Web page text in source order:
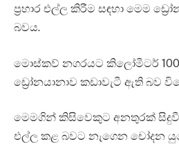
ප්‍රහාර එල්ල කිරීම සඳහා මෙම
බවය.
මොස්කව් නගරයට කිලෝමීටර්
ඩ්‍රෝනයානාව කඩාවැටී ඇති බව
මෙමගින් කිසිවෙකුට අනතුරක් සිදුවී
එල්ල කළ බවට නැගෙන චෝදන